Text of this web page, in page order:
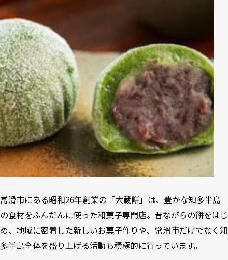
常滑市にある昭和26年創業の「大蔵餅」は、豊かな知多半島
の食材をふんだんに使った和菓子専門店。昔ながらの餅をはじ
め、地域に密着した新しいお菓子作りや、常滑市だけでなく知
多半島全体を盛り上げる活動も積極的に行っています。